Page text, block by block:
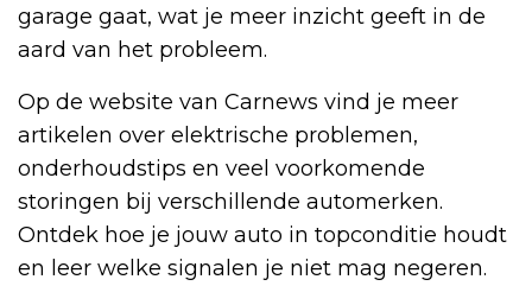
garage gaat, wat je meer inzicht geeft in de
aard van het probleem.
Op de website van Carnews vind je meer
artikelen over elektrische problemen,
onderhoudstips en veel voorkomende
storingen bij verschillende automerken.
Ontdek hoe je jouw auto in topconditie houdt
en leer welke signalen je niet mag negeren.